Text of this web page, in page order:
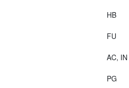
HB
FU
AC, IN
PG